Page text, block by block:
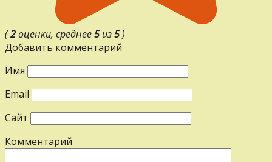
(2оценки, среднее5из5)
Добавить комментарий
Имя
Email
Сайт
Комментарий